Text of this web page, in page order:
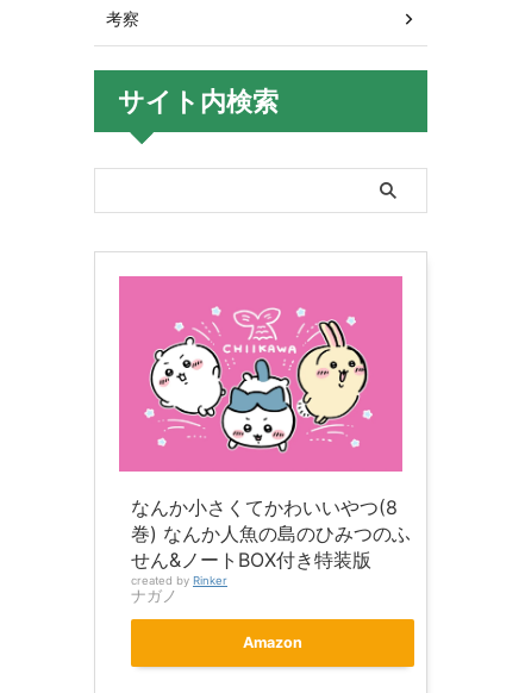
考察
サイト内検索
なんか小さくてかわいいやつ(8
巻) なんか人魚の島のひみつのふ
せん&ノートBOX付き特装版
created by Rinker
ナガノ
Amazon